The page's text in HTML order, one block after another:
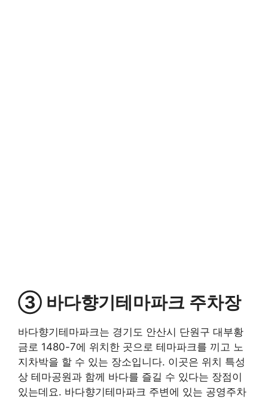
③ 바다향기테마파크 주차장
바다향기테마파크는 경기도 안산시 단원구 대부황
금로 1480-7에 위치한 곳으로 테마파크를 끼고 노
지차박을 할 수 있는 장소입니다. 이곳은 위치 특성
상 테마공원과 함께 바다를 즐길 수 있다는 장점이
있는데요. 바다향기테마파크 주변에 있는 공영주차